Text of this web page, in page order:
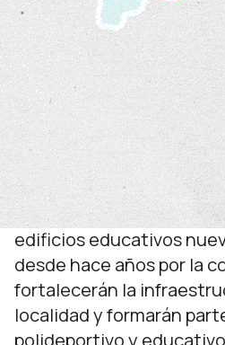
Educación
Infraestructura
La Provincia
de la Escuela 361
Villa La Angostura
Las inversiones superan
de pesos y permitirán
edificios educativos
desde hace años por la
fortalecerán la
localidad y formarán
polideportivo y